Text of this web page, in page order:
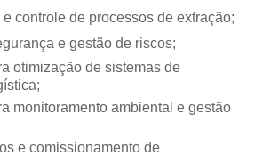
e controle de processos de extração;
e gestão de riscos;
otimização de sistemas de
monitoramento ambiental e gestão
e comissionamento de